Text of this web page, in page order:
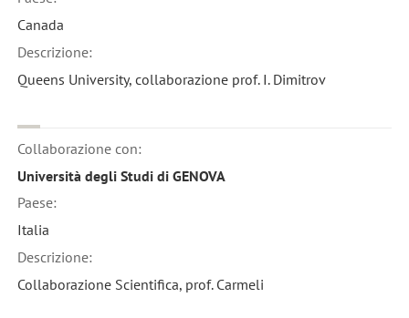
Canada
Descrizione:
Queens University, collaborazione prof. I. Dimitrov
Collaborazione con:
Università degli Studi di GENOVA
Paese:
Italia
Descrizione:
Collaborazione Scientifica, prof. Carmeli